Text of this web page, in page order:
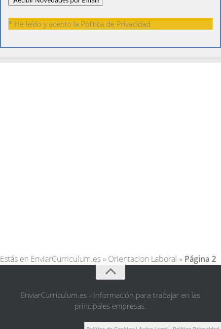
* He leído y acepto la Política de Privacidad
Estás en EnviarCurriculum.es» Orientacion Laboral » Página 2
EnviarCurriculum.es - Información para trabajar en las
principales empresas.